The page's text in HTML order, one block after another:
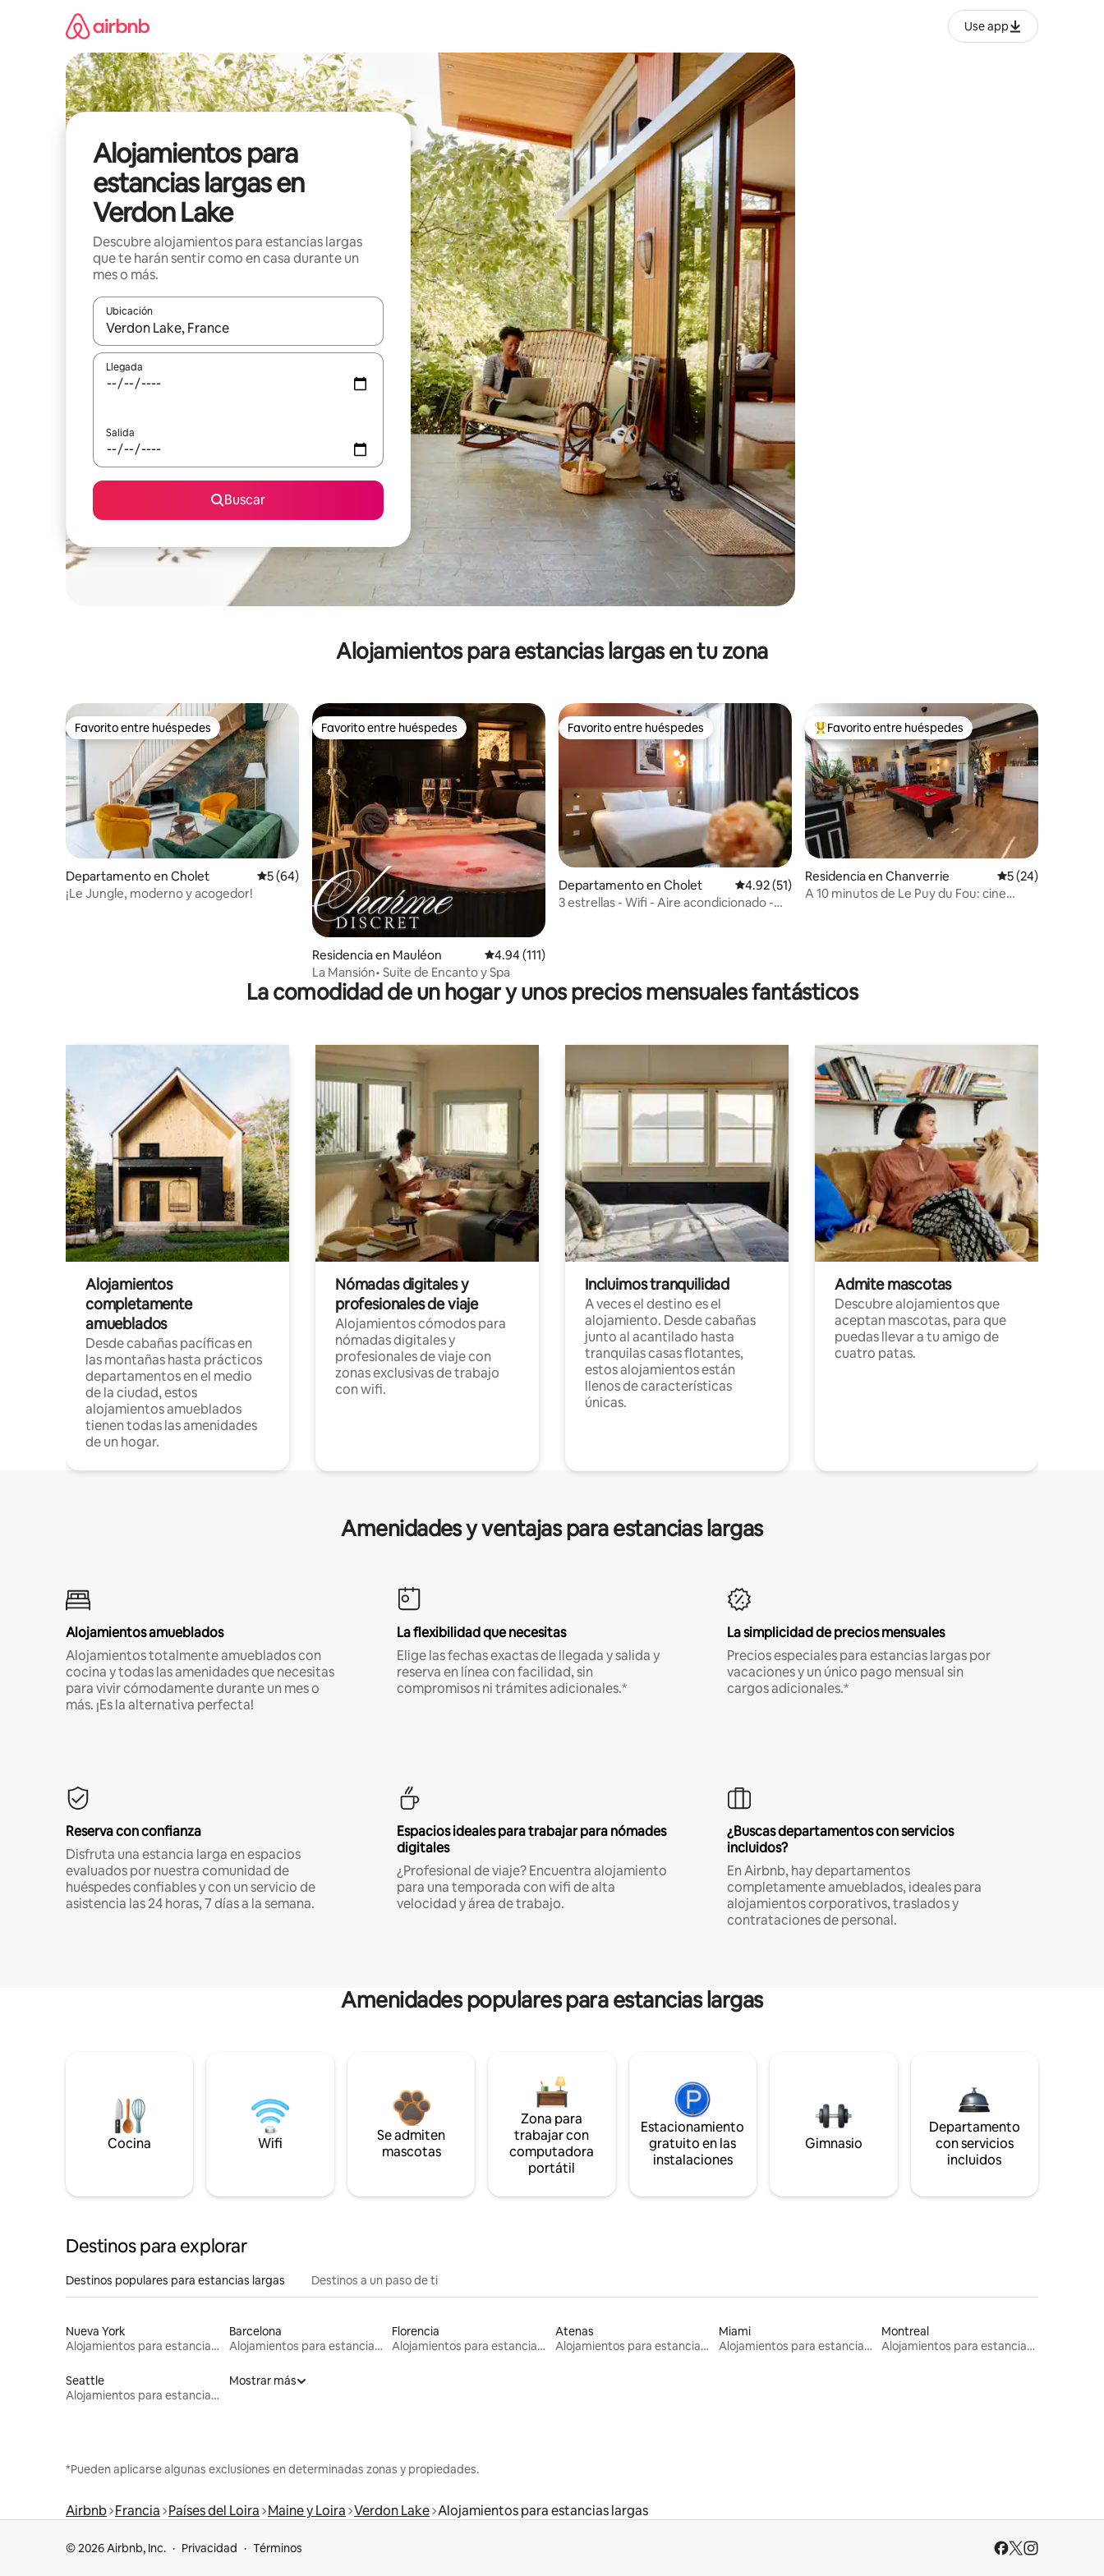
Use app
Alojamientos para
estancias largas en
Verdon Lake
Descubre alojamientos para estancias largas
que te harán sentir como en casa durante un
mes o más.
Ubicación
Cuando los resultados estén disponibles, podrás navegar usando las teclas de las flechas hacia arriba y hacia abajo, o bien tocando y deslizando la pantalla.
Llegada
Salida
Buscar
Alojamientos para estancias largas en tu zona
Favorito entre huéspedes
Favorito entre huéspedes
Departamento en Cholet Calificación promedio: 5 de 5; 64 evaluaciones
5 (64)
¡Le Jungle, moderno y acogedor!
Favorito entre huéspedes
Favorito entre huéspedes
Residencia en Mauléon Calificación promedio: 4.94 de 5; 111 evaluaciones
4.94 (111)
La Mansión• Suite de Encanto y Spa
Favorito entre huéspedes
Favorito entre huéspedes
Departamento en Cholet Calificación promedio: 4.92 de 5; 51 evaluaciones
4.92 (51)
3 estrellas - Wifi - Aire acondicionado -
De los mejores en Favorito entre huéspedes
Favorito entre huéspedes
Residencia en Chanverrie Calificación
5 (24)
A 10 minutos de Le Puy du Fou: cine
La comodidad de un hogar y unos precios mensuales fantásticos
Alojamientos
completamente
amueblados
Desde cabañas pacíficas en
las montañas hasta prácticos
departamentos en el medio
de la ciudad, estos
alojamientos amueblados
tienen todas las amenidades
de un hogar.
Nómadas digitales y
profesionales de viaje
Alojamientos cómodos para
nómadas digitales y
profesionales de viaje con
zonas exclusivas de trabajo
con wifi.
Incluimos tranquilidad
A veces el destino es el
alojamiento. Desde cabañas
junto al acantilado hasta
tranquilas casas flotantes,
estos alojamientos están
llenos de características
únicas.
Admite mascotas
Descubre alojamientos que
aceptan mascotas, para que
puedas llevar a tu amigo de
cuatro patas.
Amenidades y ventajas para estancias largas
Alojamientos amueblados
Alojamientos totalmente amueblados con
cocina y todas las amenidades que necesitas
para vivir cómodamente durante un mes o
más. ¡Es la alternativa perfecta!
La flexibilidad que necesitas
Elige las fechas exactas de llegada y salida y
reserva en línea con facilidad, sin
compromisos ni trámites adicionales.*
La simplicidad de precios mensuales
Precios especiales para estancias largas por
vacaciones y un único pago mensual sin
cargos adicionales.*
Reserva con confianza
Disfruta una estancia larga en espacios
evaluados por nuestra comunidad de
huéspedes confiables y con un servicio de
asistencia las 24 horas, 7 días a la semana.
Espacios ideales para trabajar para nómades
digitales
¿Profesional de viaje? Encuentra alojamiento
para una temporada con wifi de alta
velocidad y área de trabajo.
¿Buscas departamentos con servicios
incluidos?
En Airbnb, hay departamentos
completamente amueblados, ideales para
alojamientos corporativos, traslados y
contrataciones de personal.
Amenidades populares para estancias largas
Cocina Wifi
Se admiten
mascotas
Zona para
trabajar con
computadora
portátil
Estacionamiento
gratuito en las
instalaciones
Gimnasio
Departamento
con servicios
incluidos
Destinos para explorar
Destinos populares para estancias largas Destinos a un paso de ti
Nueva York
Alojamientos para estancias largas
Barcelona
Alojamientos para estancias largas
Florencia
Alojamientos para estancias largas
Atenas
Alojamientos para estancias largas
Miami
Alojamientos para estancias largas
Montreal
Alojamientos para estancias largas
Seattle
Alojamientos para estancias largas
Mostrar más
*Pueden aplicarse algunas exclusiones en determinadas zonas y propiedades.
Airbnb Francia Países del Loira Maine y Loira Verdon Lake Alojamientos para estancias largas
© 2026 Airbnb, Inc. Privacidad Términos